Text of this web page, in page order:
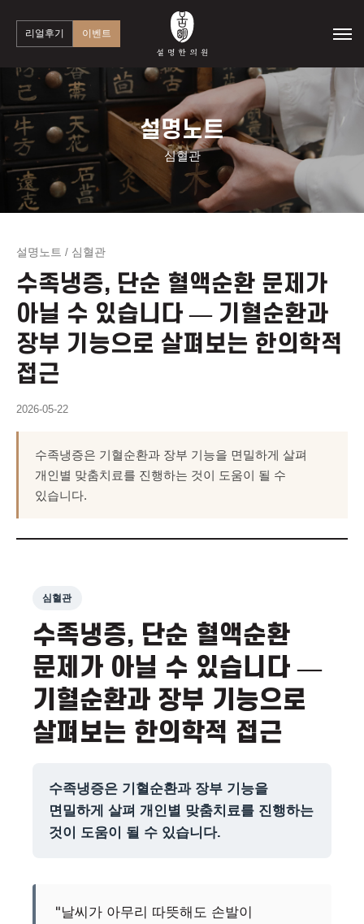
리얼후기 이벤트
설명노트
심혈관
설명노트 / 심혈관
수족냉증, 단순 혈액순환 문제가
아닐 수 있습니다 — 기혈순환과
장부 기능으로 살펴보는 한의학적
접근
2026-05-22
수족냉증은 기혈순환과 장부 기능을 면밀하게 살펴
개인별 맞춤치료를 진행하는 것이 도움이 될 수
있습니다.
심혈관
수족냉증, 단순 혈액순환
문제가 아닐 수 있습니다 —
기혈순환과 장부 기능으로
살펴보는 한의학적 접근
수족냉증은 기혈순환과 장부 기능을
면밀하게 살펴 개인별 맞춤치료를 진행하는
것이 도움이 될 수 있습니다.
"날씨가 아무리 따뜻해도 손발이